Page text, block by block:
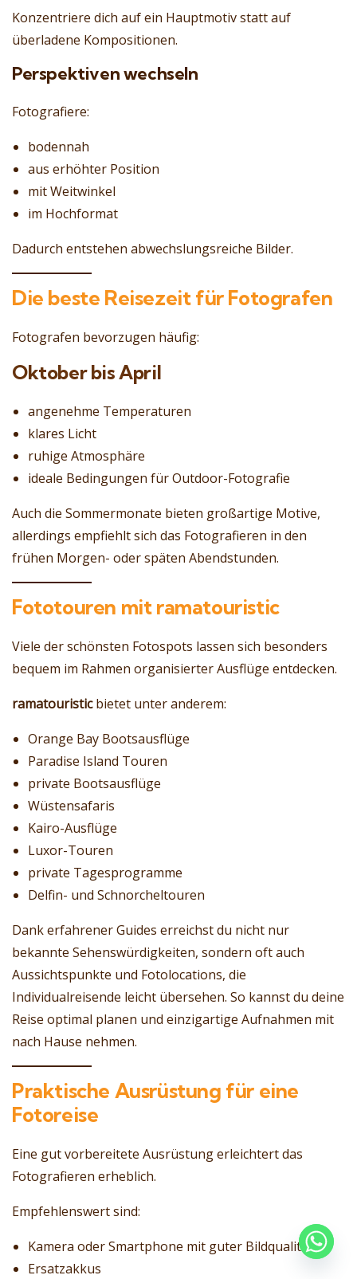
Konzentriere dich auf ein Hauptmotiv statt auf
überladene Kompositionen.
Perspektiven wechseln
Fotografiere:
bodennah
aus erhöhter Position
mit Weitwinkel
im Hochformat
Dadurch entstehen abwechslungsreiche Bilder.
Die beste Reisezeit für Fotografen
Fotografen bevorzugen häufig:
Oktober bis April
angenehme Temperaturen
klares Licht
ruhige Atmosphäre
ideale Bedingungen für Outdoor-Fotografie
Auch die Sommermonate bieten großartige Motive,
allerdings empfiehlt sich das Fotografieren in den
frühen Morgen- oder späten Abendstunden.
Fototouren mit ramatouristic
Viele der schönsten Fotospots lassen sich besonders
bequem im Rahmen organisierter Ausflüge entdecken.
ramatouristicbietet unter anderem:
Orange Bay Bootsausflüge
Paradise Island Touren
private Bootsausflüge
Wüstensafaris
Kairo-Ausflüge
Luxor-Touren
private Tagesprogramme
Delfin- und Schnorcheltouren
Dank erfahrener Guides erreichst du nicht nur
bekannte Sehenswürdigkeiten, sondern oft auch
Aussichtspunkte und Fotolocations, die
Individualreisende leicht übersehen. So kannst du deine
Reise optimal planen und einzigartige Aufnahmen mit
nach Hause nehmen.
Praktische Ausrüstung für eine
Fotoreise
Eine gut vorbereitete Ausrüstung erleichtert das
Fotografieren erheblich.
Empfehlenswert sind:
Kamera oder Smartphone mit guter Bildqualität
Ersatzakkus